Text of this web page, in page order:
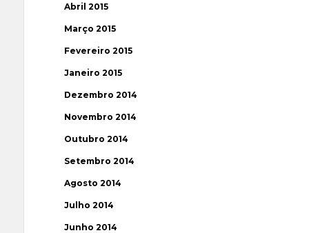
Abril 2015
Março 2015
Fevereiro 2015
Janeiro 2015
Dezembro 2014
Novembro 2014
Outubro 2014
Setembro 2014
Agosto 2014
Julho 2014
Junho 2014